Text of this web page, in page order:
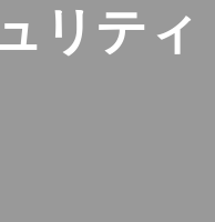
リティ